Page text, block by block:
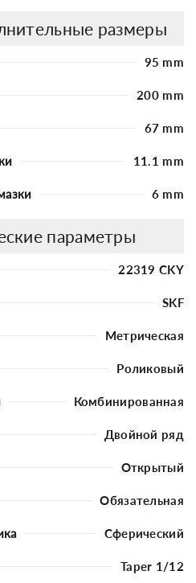
размеры
95 mm
200 mm
67 mm
11.1 mm
6 mm
параметры
22319 CKY
SKF
Метрическая
Роликовый
Комбинированная
Двойной ряд
Открытый
Обязательная
Сферический
Taper 1/12